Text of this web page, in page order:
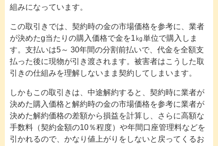
組みになっています。
この取引きでは、契約時の金の市場価格を参考に、業者
が決めたg当たりの購入価格で金を1㎏単位で購入しま
す。支払いは5～ 30年間の分割前払いで、代金を全額支
払った後に現物が引き渡されます。被害者はこうした取
引きの仕組みを理解しないまま契約してしまいます。
しかもこの取引きは、中途解約すると、契約時に業者が
決めた購入価格と解約時の金の市場価格を参考に業者が
決めた解約価格の差額から損益を計算し、さらに高額な
手数料（契約金額の10％程度）や年間口座管理料などを
引かれるので、かなり値上がりをしないと戻ってくるお